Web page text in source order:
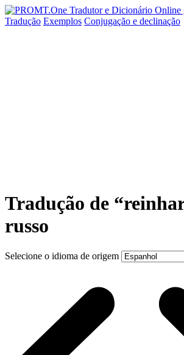
Tradução Exemplos Conjugação e declinação
Tradução de
russo
Selecione o idioma de origem